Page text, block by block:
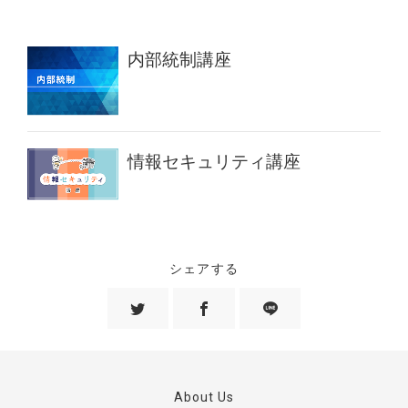
内部統制講座
情報セキュリティ講座
シェアする
About Us